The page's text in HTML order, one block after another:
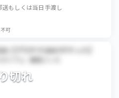
もしくは当日手渡し
可
切れ
【プラチナ1DAYチケット】
ジアム／幕張メッセ